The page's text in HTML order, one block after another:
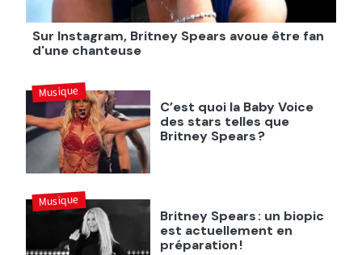
Sur Instagram, Britney Spears avoue être fan
d'une chanteuse
C’est quoi la Baby Voice
des stars telles que
Britney Spears ?
Musique
Britney Spears : un biopic
est actuellement en
préparation !
Musique